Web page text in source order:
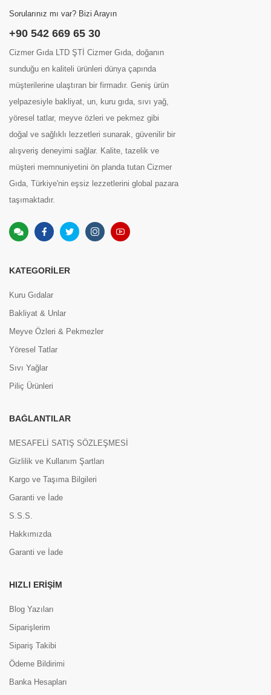
Sorularınız mı var? Bizi Arayın
+90 542 669 65 30
Cizmer Gıda LTD ŞTİ Cizmer Gıda, doğanın
sunduğu en kaliteli ürünleri dünya çapında
müşterilerine ulaştıran bir firmadır. Geniş ürün
yelpazesiyle bakliyat, un, kuru gıda, sıvı yağ,
yöresel tatlar, meyve özleri ve pekmez gibi
doğal ve sağlıklı lezzetleri sunarak, güvenilir bir
alışveriş deneyimi sağlar. Kalite, tazelik ve
müşteri memnuniyetini ön planda tutan Cizmer
Gıda, Türkiye'nin eşsiz lezzetlerini global pazara
taşımaktadır.
KATEGORILER
Kuru Gıdalar
Bakliyat & Unlar
Meyve Özleri & Pekmezler
Yöresel Tatlar
Sıvı Yağlar
Piliç Ürünleri
BAĞLANTILAR
MESAFELİ SATIŞ SÖZLEŞMESİ
Gizlilik ve Kullanım Şartları
Kargo ve Taşıma Bilgileri
Garanti ve İade
S.S.S.
Hakkımızda
Garanti ve İade
HIZLI ERIŞIM
Blog Yazıları
Siparişlerim
Sipariş Takibi
Ödeme Bildirimi
Banka Hesapları